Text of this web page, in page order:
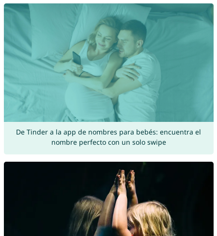
De Tinder a la app de nombres para bebés: encuentra el
nombre perfecto con un solo swipe